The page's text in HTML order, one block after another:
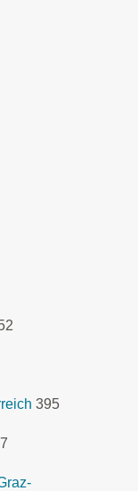
395